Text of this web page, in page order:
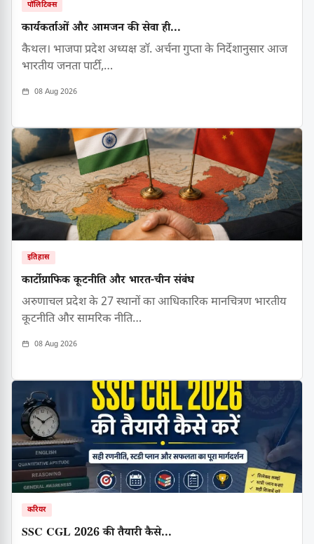
पॉलिटिक्स
कार्यकर्ताओं और आमजन की सेवा ही...
कैथल। भाजपा प्रदेश अध्यक्ष डॉ. अर्चना गुप्ता के निर्देशानुसार आज
भारतीय जनता पार्टी,…
08 Aug 2026
इतिहास
कार्टोग्राफिक कूटनीति और भारत-चीन संबंध
अरुणाचल प्रदेश के 27 स्थानों का आधिकारिक मानचित्रण भारतीय
कूटनीति और सामरिक नीति…
08 Aug 2026
करियर
SSC CGL 2026 की तैयारी कैसे...